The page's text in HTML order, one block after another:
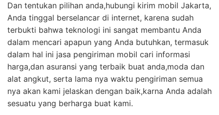
Dan tentukan pilihan anda,hubungi kirim mobil Jakarta,
Anda tinggal berselancar di internet, karena sudah
terbukti bahwa teknologi ini sangat membantu Anda
dalam mencari apapun yang Anda butuhkan, termasuk
dalam hal ini jasa pengiriman mobil cari informasi
harga,dan asuransi yang terbaik buat anda,moda dan
alat angkut, serta lama nya waktu pengiriman semua
nya akan kami jelaskan dengan baik,karna Anda adalah
sesuatu yang berharga buat kami.